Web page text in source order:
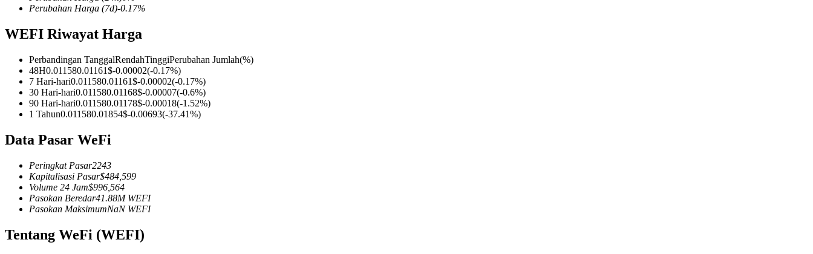
COIN-M Berjangka
Mata Uang Kripto Berjangka
TradFi
Derivatif saham, forex, logam mulia, dan komoditas
Kontrak berjangka menggunakan USDC sebagai jaminannya
Perubahan Harga (7d)-0.17%
WEFI Riwayat Harga
Perbandingan TanggalRendahTinggiPerubahan Jumlah(%)
48H0.011580.01161$-0.00002(-0.17%)
7 Hari-hari0.011580.01161$-0.00002(-0.17%)
30 Hari-hari0.011580.01168$-0.00007(-0.6%)
90 Hari-hari0.011580.01178$-0.00018(-1.52%)
1 Tahun0.011580.01854$-0.00693(-37.41%)
Data Pasar WeFi
Peringkat Pasar2243
Kapitalisasi Pasar$484,599
Volume 24 Jam$996,564
Pasokan Beredar41.88M WEFI
Pasokan MaksimumNaN WEFI
Tentang WeFi (WEFI)